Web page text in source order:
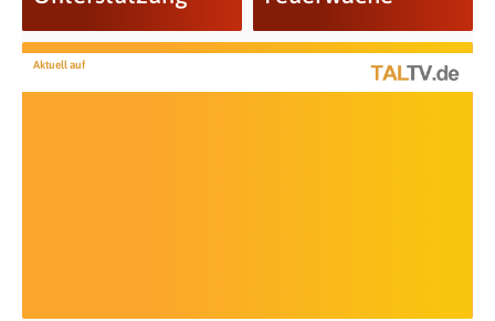
Aktuell auf